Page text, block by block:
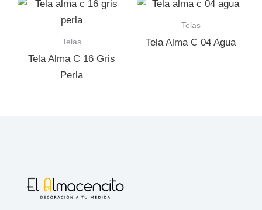
Telas
Tela Alma C 16 Gris
Perla
Telas
Tela Alma C 04 Agua